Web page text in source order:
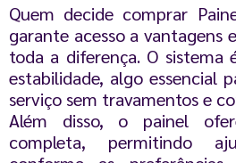
Quem decide comprar
garante acesso a vantagens
toda a diferença. O sistema
estabilidade, algo essencial
serviço sem travamentos e
Além disso, o painel
completa, permitindo